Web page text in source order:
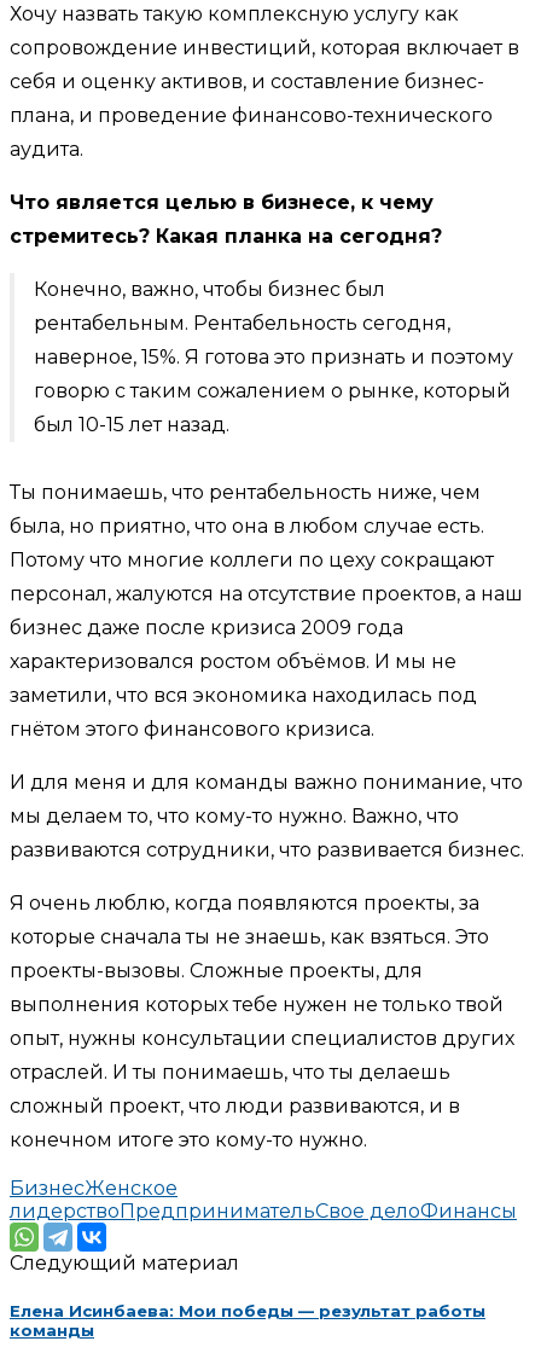
Хочу назвать такую комплексную услугу как
сопровождение инвестиций, которая включает в
себя и оценку активов, и составление бизнес-
плана, и проведение финансово-технического
аудита.
Что является целью в бизнесе, к чему
стремитесь? Какая планка на сегодня?
Конечно, важно, чтобы бизнес был
рентабельным. Рентабельность сегодня,
наверное, 15%. Я готова это признать и поэтому
говорю с таким сожалением о рынке, который
был 10-15 лет назад.
Ты понимаешь, что рентабельность ниже, чем
была, но приятно, что она в любом случае есть.
Потому что многие коллеги по цеху сокращают
персонал, жалуются на отсутствие проектов, а наш
бизнес даже после кризиса 2009 года
характеризовался ростом объёмов. И мы не
заметили, что вся экономика находилась под
гнётом этого финансового кризиса.
И для меня и для команды важно понимание, что
мы делаем то, что кому-то нужно. Важно, что
развиваются сотрудники, что развивается бизнес.
Я очень люблю, когда появляются проекты, за
которые сначала ты не знаешь, как взяться. Это
проекты-вызовы. Сложные проекты, для
выполнения которых тебе нужен не только твой
опыт, нужны консультации специалистов других
отраслей. И ты понимаешь, что ты делаешь
сложный проект, что люди развиваются, и в
конечном итоге это кому-то нужно.
БизнесЖенское
лидерствоПредпринимательСвое делоФинансы
Следующий материал
Елена Исинбаева: Мои победы — результат работы
команды